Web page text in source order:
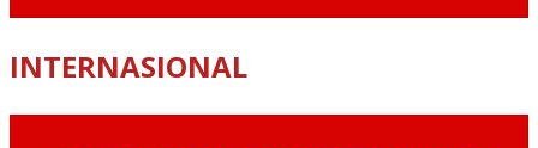
INTERNASIONAL